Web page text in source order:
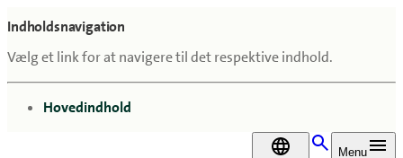
Indholdsnavigation
Vælg et link for at navigere til det respektive indhold.
gå til
Hovedindhold
Menu